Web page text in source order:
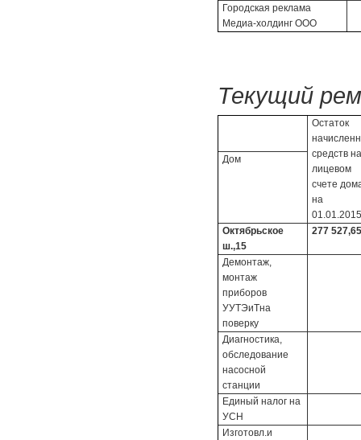
Городская реклама
Медиа-холдинг ООО
Текущий
Остаток
средств
лицевом
счете
на
Дом
Октябрьское
ш.,15
277 527,65
Демонтаж,
монтаж
приборов
УУТЭиТна
поверку
Диагностика,
обследование
насосной
станции
Единый налог на
УСН
Изготовл.и